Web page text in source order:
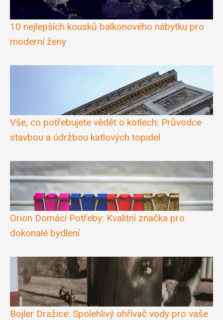
10 nejlepších kousků balkonového nábytku pro
moderní ženy
Vše, co potřebujete vědět o kotlech: Průvodce
stavbou a údržbou katlových topidel
Orion Domácí Potřeby: Kvalitní značka pro
dokonalé bydlení
Bojler Dražice: Spolehlivý ohřívač vody pro vaše